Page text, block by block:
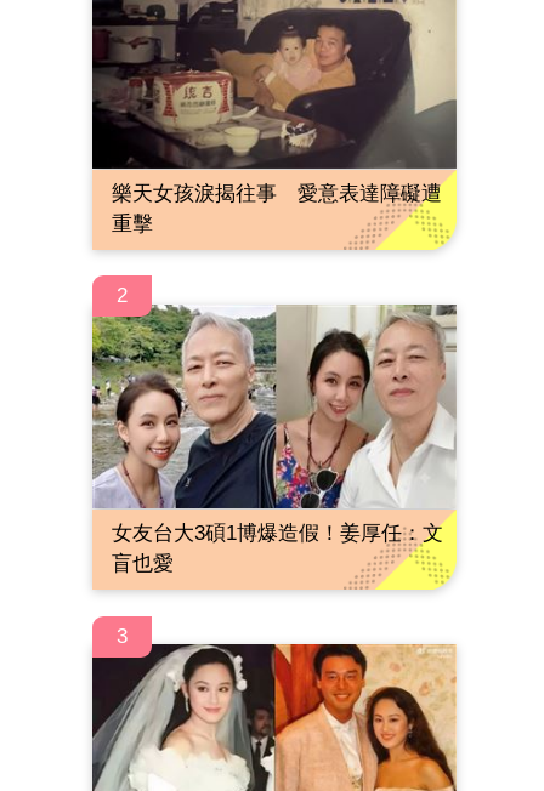
樂天女孩淚揭往事 愛意表達障礙遭
重擊
2
女友台大3碩1博爆造假！姜厚任：文
盲也愛
3